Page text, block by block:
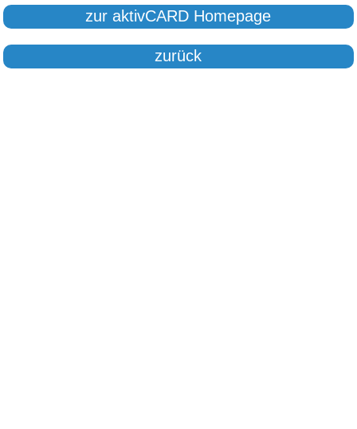
zur aktivCARD Homepage
zurück